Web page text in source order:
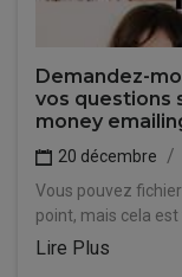
Demandez-
vos questions
money
20 décembre
Vous pouvez
point, mais cela
Lire Plus